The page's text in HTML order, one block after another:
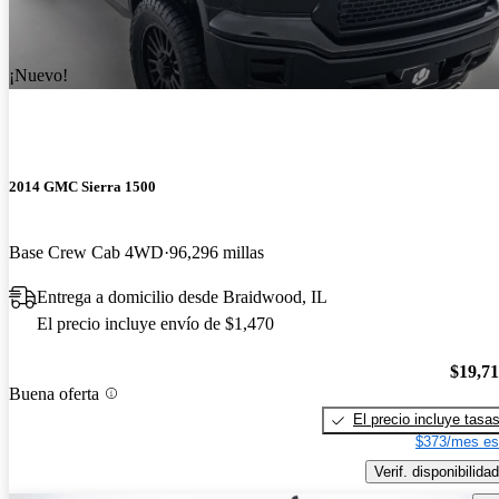
¡Nuevo!
2014 GMC Sierra 1500
Base Crew Cab 4WD 96,296 millas
Entrega a domicilio desde Braidwood, IL
El precio incluye envío de $1,470
Buena oferta
El precio incluye tasas
$373/mes
Verif. disponibilidad